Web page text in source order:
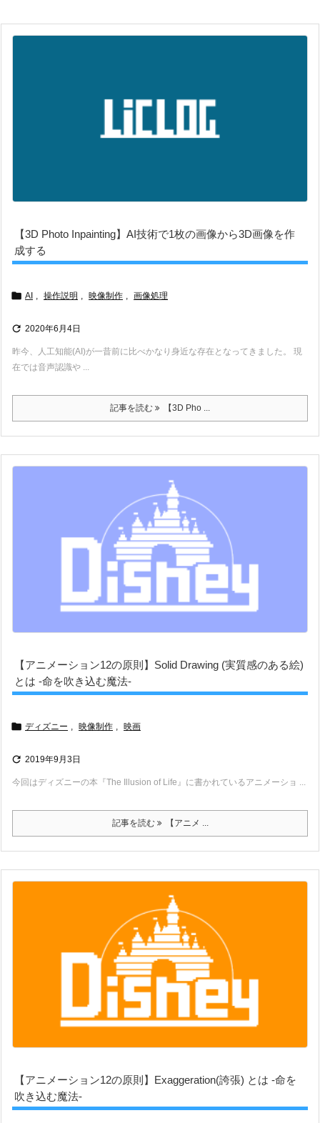
【3D Photo Inpainting】AI技術で1枚の画像から3D画像を作
成する
 AI , 操作説明 , 映像制作 , 画像処理
 2020年6月4日
昨今、人工知能(AI)が一昔前に比べかなり身近な存在となってきました。 現
在では音声認識や ...
記事を読む 【3D Pho ...
【アニメーション12の原則】Solid Drawing (実質感のある絵)
とは -命を吹き込む魔法-
 ディズニー , 映像制作 , 映画
 2019年9月3日
今回はディズニーの本『The Illusion of Life』に書かれているアニメーショ ...
記事を読む 【アニメ ...
【アニメーション12の原則】Exaggeration(誇張) とは -命を
吹き込む魔法-